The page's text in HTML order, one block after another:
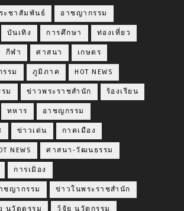
ะชาสัมพันธ์ อาชญากรรม
บันเทิง การศึกษา ท่องเที่ยว
กีฬา ศาสนา เกษตร
รม ภูมิภาค HOT NEWS
ม ข่าวพระราชสำนัก ร้องเรียน
ทหาร อาชญกรรม
ข่าวเด่น กาคเมือง
NEWS ศาสนา-วัฒนธรรม
การเมิอง
ชญากรรม ข่าวในพระราชสำนัก
นวัตดรรม ว้จัย นวัตกรรม